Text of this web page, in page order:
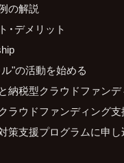
の解説
・デメリット
"の活動を始める
納税型クラウドファン
ラウドファンディング
策支援プログラムに申し